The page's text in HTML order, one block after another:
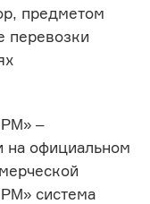
предметом
перевозки
–
на официальном
система